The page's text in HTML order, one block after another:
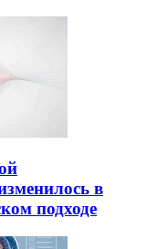
в
подходе